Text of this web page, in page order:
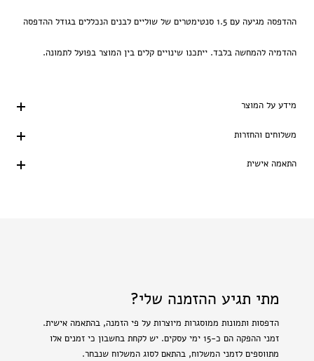
ההדפסה מגיעה עם 1.5 סנטימטרים של שוליים לבנים הנכללים בגודל ההדפסה
ההדמיה להמחשה בלבד. ייתכנו שינויים קלים בין המוצר בפועל לתמונה.
מידע על המוצר
משלוחים והחזרות
התאמה אישית
מתי תגיע ההזמנה שלי?
הדפסות ותמונות ממוסגרות מיוצרות על פי הזמנה, בהתאמה אישית.
זמני ההפקה הם כ-15 ימי עסקים. יש לקחת בחשבון כי זמנים אלו
מתווספים לזמני המשלוח, בהתאם לסוג המשלוח שנבחר.